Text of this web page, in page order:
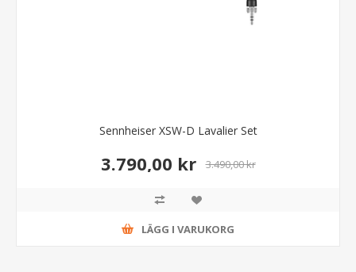
Sennheiser XSW-D Lavalier Set
3.790,00 kr 3.490,00 kr
LÄGG I VARUKORG